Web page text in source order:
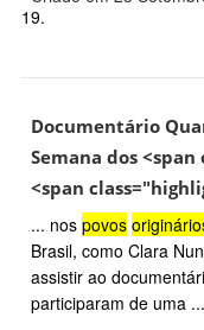
19.
Documentário
Semana dos
<span
... nos povos
Brasil, como Clara
assistir ao
participaram de uma ...